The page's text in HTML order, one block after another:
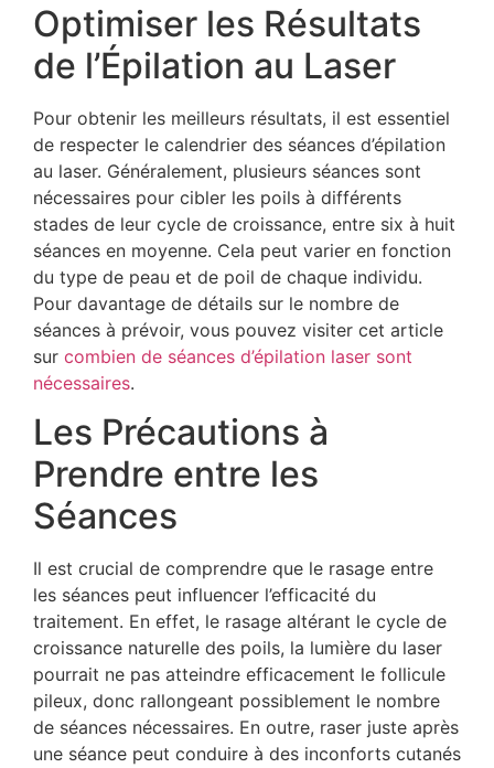
Optimiser les Résultats
de l’Épilation au Laser
Pour obtenir les meilleurs résultats, il est essentiel
de respecter le calendrier des séances d’épilation
au laser. Généralement, plusieurs séances sont
nécessaires pour cibler les poils à différents
stades de leur cycle de croissance, entre six à huit
séances en moyenne. Cela peut varier en fonction
du type de peau et de poil de chaque individu.
Pour davantage de détails sur le nombre de
séances à prévoir, vous pouvez visiter cet article
sur combien de séances d’épilation laser sont
nécessaires.
Les Précautions à
Prendre entre les
Séances
Il est crucial de comprendre que le rasage entre
les séances peut influencer l’efficacité du
traitement. En effet, le rasage altérant le cycle de
croissance naturelle des poils, la lumière du laser
pourrait ne pas atteindre efficacement le follicule
pileux, donc rallongeant possiblement le nombre
de séances nécessaires. En outre, raser juste après
une séance peut conduire à des inconforts cutanés